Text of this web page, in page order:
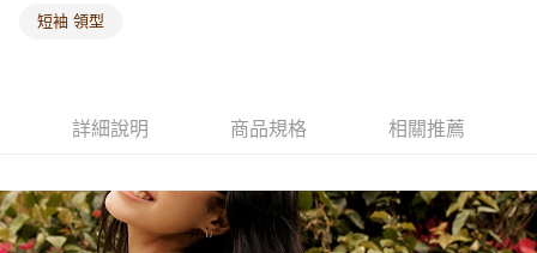
短袖 領型
詳細說明 商品規格 相關推薦